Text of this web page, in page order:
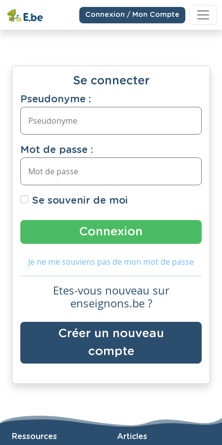
Connexion / Mon Compte
Se connecter
Pseudonyme :
Mot de passe :
Se souvenir de moi
Je ne me souviens pas de mon mot de passe
Etes-vous nouveau sur
enseignons.be ?
Créer un nouveau
compte
Ressources Articles